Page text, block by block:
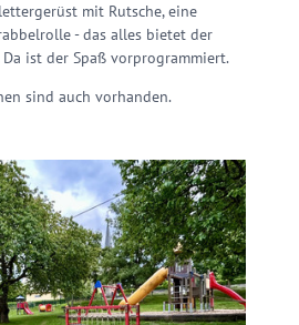
mit Rutsche, eine
- das alles bietet der
ist der Spaß vorprogrammiert.
sind auch vorhanden.